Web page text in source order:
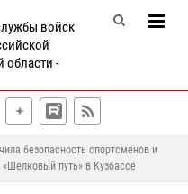
войск
области -
безопасность спортсменов и
путь» в Кузбассе